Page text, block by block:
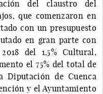
del claustro del
que comenzaron en
con un presupuesto
en gran parte con
del 1,5% Cultural,
el 75% del total de
Diputación de Cuenca
y el Ayuntamiento